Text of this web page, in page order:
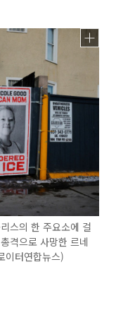
스의 한 주요소에 걸
격으로 사망한 르네
이터연합뉴스)